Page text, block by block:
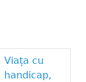
Viața cu
handicap,